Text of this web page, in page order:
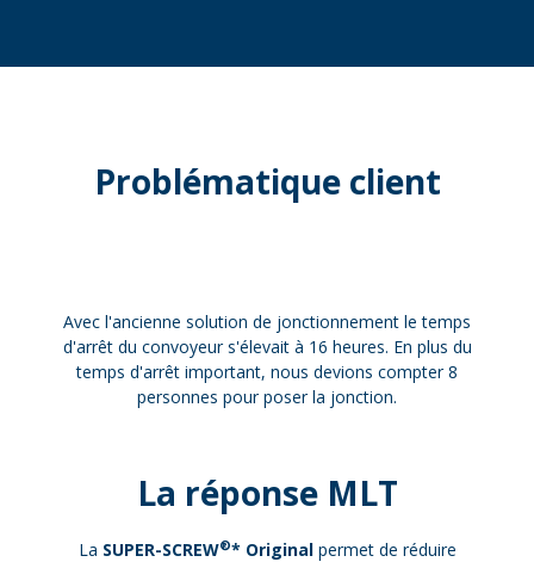
Problématique client
Avec l'ancienne solution de jonctionnement le temps
d'arrêt du convoyeur s'élevait à 16 heures. En plus du
temps d'arrêt important, nous devions compter 8
personnes pour poser la jonction.
La réponse MLT
La SUPER-SCREW®* Originalpermet de réduire